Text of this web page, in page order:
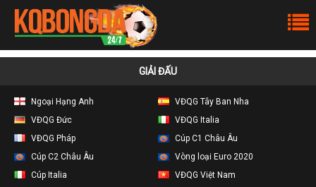
GIẢI ĐẤU
Ngoại Hạng Anh
VĐQG Tây Ban Nha
VĐQG Đức
VĐQG Italia
VĐQG Pháp
Cúp C1 Châu Âu
Cúp C2 Châu Âu
Vòng loại Euro 2020
Cúp Italia
VĐQG Việt Nam